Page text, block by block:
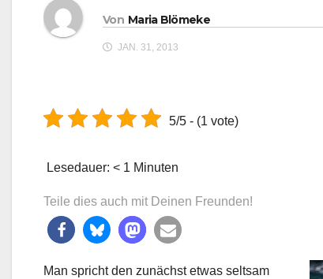
Von Maria Blömeke
JAN. 31, 2013
5/5 - (1 vote)
Lesedauer: < 1 Minuten
Teile dies auch mit Deinen Freunden!
Man spricht den zunächst etwas seltsam